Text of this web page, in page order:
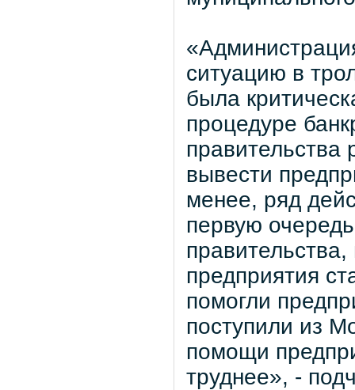
ситуацию в
была
процедуре
вывести
менее, ряд
первую
предприятия
помогли
поступили из
помощи
труднее», -